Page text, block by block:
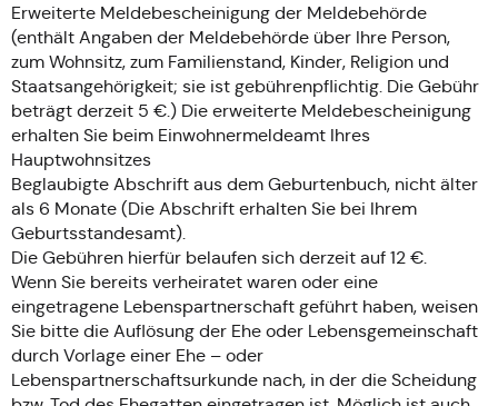
Erweiterte Meldebescheinigung der Meldebehörde
(enthält Angaben der Meldebehörde über Ihre Person,
zum Wohnsitz, zum Familienstand, Kinder, Religion und
Staatsangehörigkeit; sie ist gebührenpflichtig. Die Gebühr
beträgt derzeit 5 €.) Die erweiterte Meldebescheinigung
erhalten Sie beim Einwohnermeldeamt Ihres
Hauptwohnsitzes
Beglaubigte Abschrift aus dem Geburtenbuch, nicht älter
als 6 Monate (Die Abschrift erhalten Sie bei Ihrem
Geburtsstandesamt).
Die Gebühren hierfür belaufen sich derzeit auf 12 €.
Wenn Sie bereits verheiratet waren oder eine
eingetragene Lebenspartnerschaft geführt haben, weisen
Sie bitte die Auflösung der Ehe oder Lebensgemeinschaft
durch Vorlage einer Ehe – oder
Lebenspartnerschaftsurkunde nach, in der die Scheidung